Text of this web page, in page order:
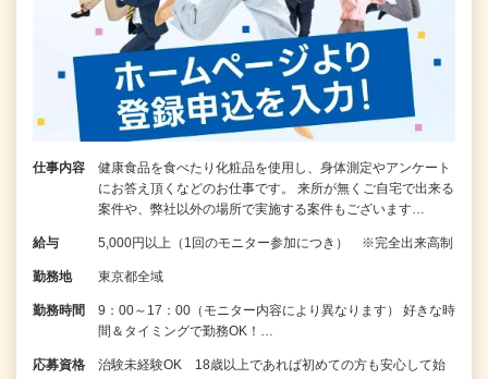
仕事内容
健康食品を食べたり化粧品を使用し、身体測定やアンケート
にお答え頂くなどのお仕事です。 来所が無くご自宅で出来る
案件や、弊社以外の場所で実施する案件もございます…
給与 5,000円以上（1回のモニター参加につき） ※完全出来高制
勤務地 東京都全域
勤務時間
9：00～17：00（モニター内容により異なります） 好きな時
間＆タイミングで勤務OK！…
応募資格
治験未経験OK 18歳以上であれば初めての方も安心して始